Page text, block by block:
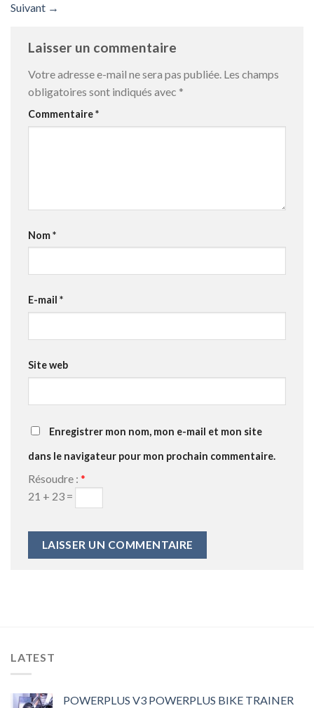
Suivant →
Laisser un commentaire
Votre adresse e-mail ne sera pas publiée. Les champs
obligatoires sont indiqués avec *
Commentaire*
Nom*
E-mail *
Site web
Enregistrer mon nom, mon e-mail et mon site
dans le navigateur pour mon prochain commentaire.
Résoudre : *
21 + 23 =
LATEST
POWERPLUS V3 POWERPLUS BIKE TRAINER